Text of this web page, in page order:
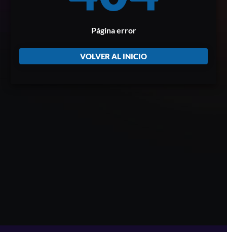
Página error
VOLVER AL INICIO